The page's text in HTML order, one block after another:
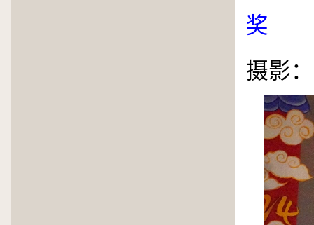
奖
摄影